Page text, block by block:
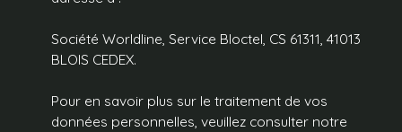
Société Worldline, Service Bloctel, CS 61311, 41013
BLOIS CEDEX.
Pour en savoir plus sur le traitement de vos
données personnelles, veuillez consulter notre